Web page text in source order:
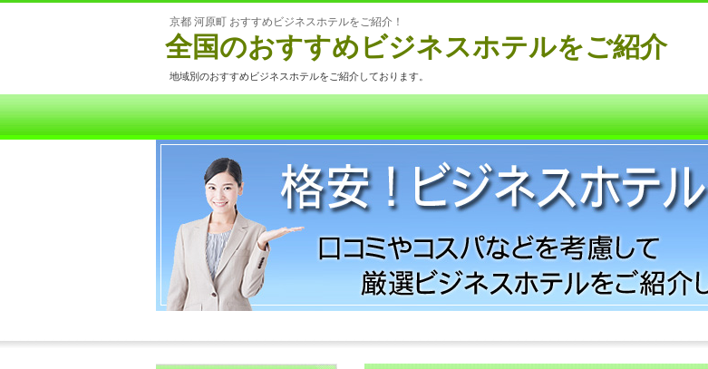
京都 河原町 おすすめビジネスホテルをご紹介！
全国のおすすめビジネスホテルをご紹介
地域別のおすすめビジネスホテルをご紹介しております。